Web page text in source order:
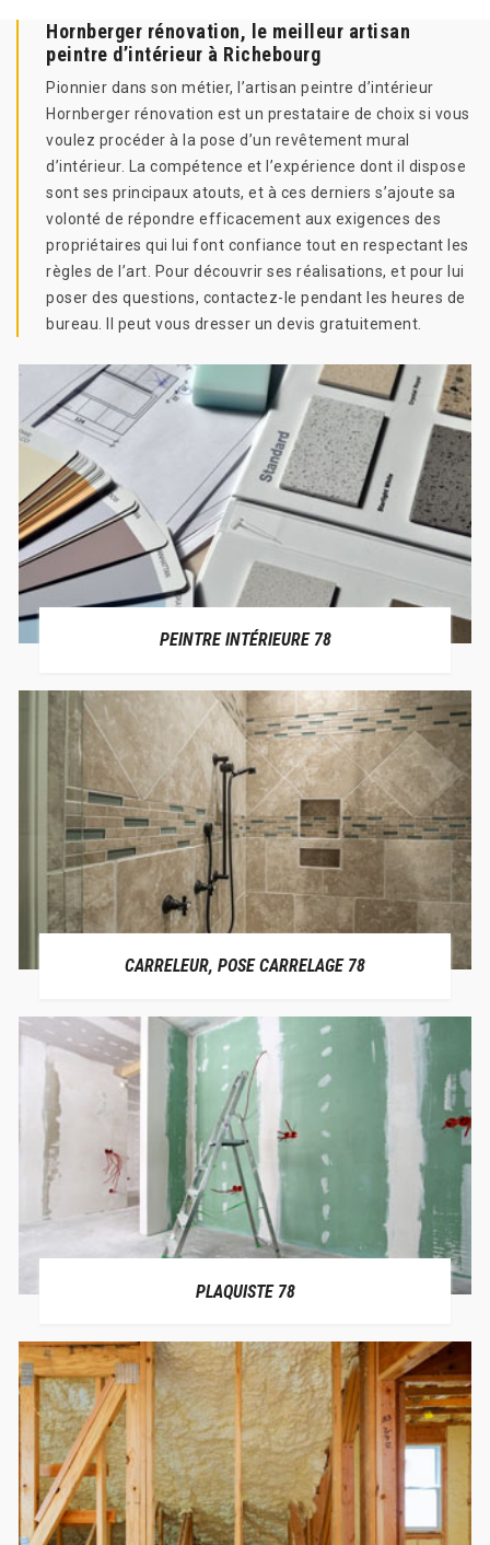
Hornberger rénovation, le meilleur artisan
peintre d’intérieur à Richebourg
Pionnier dans son métier, l’artisan peintre d’intérieur
Hornberger rénovation est un prestataire de choix si vous
voulez procéder à la pose d’un revêtement mural
d’intérieur. La compétence et l’expérience dont il dispose
sont ses principaux atouts, et à ces derniers s’ajoute sa
volonté de répondre efficacement aux exigences des
propriétaires qui lui font confiance tout en respectant les
règles de l’art. Pour découvrir ses réalisations, et pour lui
poser des questions, contactez-le pendant les heures de
bureau. Il peut vous dresser un devis gratuitement.
PEINTRE INTÉRIEURE 78
CARRELEUR, POSE CARRELAGE 78
PLAQUISTE 78